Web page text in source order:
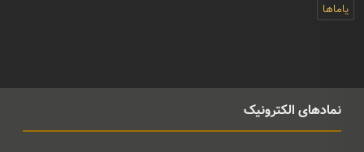
یاماها
نمادهای الکترونیک